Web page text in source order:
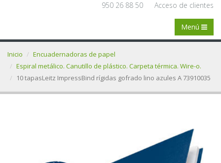
950 26 88 50 Acceso de clientes
Menú
Inicio
Encuadernadoras de papel
Espiral metálico. Canutillo de plástico. Carpeta térmica. Wire-o.
10 tapasLeitz ImpressBind rígidas gofrado lino azules A 73910035